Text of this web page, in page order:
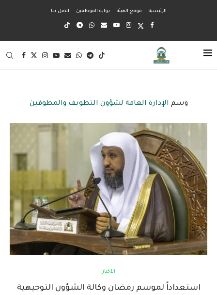
الرئيسية موقع الهيئة بواية الموظفين اتصل بنا
وسم الإدارة العامة لشؤون التطويف والمطوفين
الأخبار
استعداداً لموسم رمضان وكالة الشؤون التوجيهية